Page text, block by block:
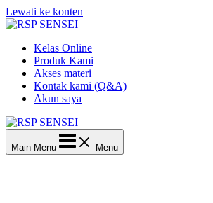
Lewati ke konten
Kelas Online
Produk Kami
Akses materi
Kontak kami (Q&A)
Akun saya
Main Menu Menu